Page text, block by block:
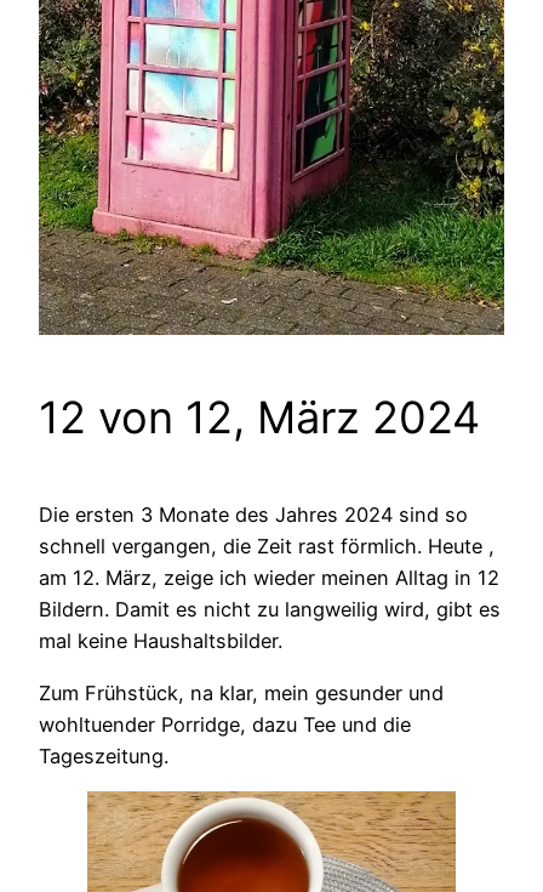
12 von 12, März 2024
Die ersten 3 Monate des Jahres 2024 sind so
schnell vergangen, die Zeit rast förmlich. Heute ,
am 12. März, zeige ich wieder meinen Alltag in 12
Bildern. Damit es nicht zu langweilig wird, gibt es
mal keine Haushaltsbilder.
Zum Frühstück, na klar, mein gesunder und
wohltuender Porridge, dazu Tee und die
Tageszeitung.